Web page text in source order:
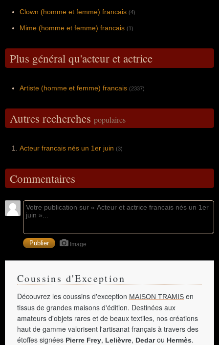
Clown (homme et femme) francais (4)
Mime (homme et femme) francais (1)
Plus général qu'acteur et actrice
Artiste (homme et femme) francais (2337)
Autres recherches populaires
Acteur francais nés un 1er juin (3)
Commentaires
Image
Coussins d'Exception
Découvrez les coussins d'exception MAISON TRAMIS en
tissus de grandes maisons d'édition. Destinées aux
amateurs d'objets rares et de beaux textiles, nos créations
haut de gamme valorisent l'artisanat français à travers des
étoffes signées Pierre Frey, Lelièvre, Dedarou Hermès.